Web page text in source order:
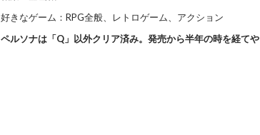
好きなゲーム：RPG全般、レトロゲーム、アクション
ペルソナは「Q」以外クリア済み。発売から半年の時を経てや